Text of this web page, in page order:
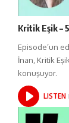
Kritik Eşik –
Episode’un
İnan, Kritik
konuşuyor.
LISTEN